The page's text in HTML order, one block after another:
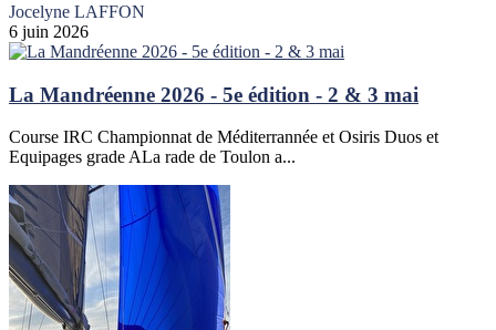
Jocelyne LAFFON
6 juin 2026
La Mandréenne 2026 - 5e édition - 2 & 3 mai
Course IRC Championnat de Méditerrannée et Osiris Duos et
Equipages grade ALa rade de Toulon a...